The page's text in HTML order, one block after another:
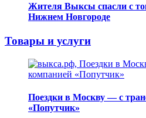
Жителя Выксы спасли с
Нижнем Новгороде
Товары и услуги
Поездки в Москву — с
«Попутчик»